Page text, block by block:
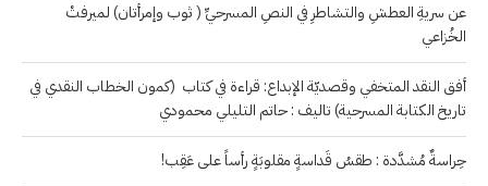
عن سريةِ العطشِ والتشاطرِ في النصِ المسرحيِّ ( ثوب وإمرأتان) لميرفتْ
الخُزاعي
أفق النقد المتخفي وقصديّة الإبداع: قراءة في كتاب (كمون الخطاب النقدي في
تاريخ الكتابة المسرحية) تاليف : حاتم التليلي محمودي
حِراسةٌ مُشدَّدة : طقسُ قَداسةٍ مقلوبَةٍ رأساً على عَقِب!